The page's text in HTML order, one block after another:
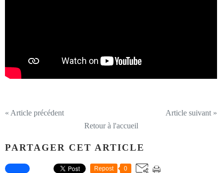
« Article précédent
Article suivant »
Retour à l'accueil
PARTAGER CET ARTICLE
Repost 0